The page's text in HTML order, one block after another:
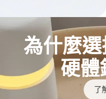
為什麼
硬體
了